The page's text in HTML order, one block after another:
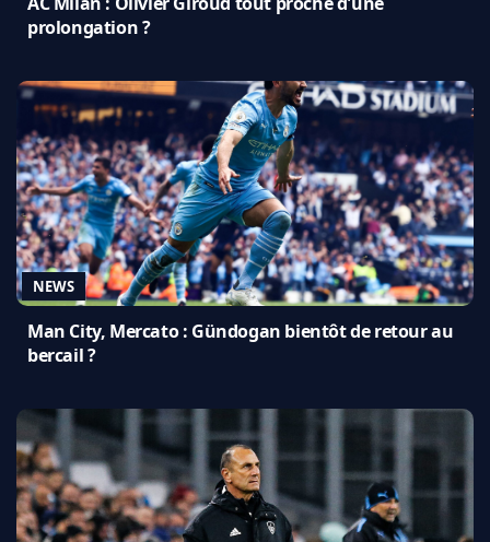
prolongation ?
NEWS
Man City, Mercato : Gündogan bientôt de retour au
bercail ?